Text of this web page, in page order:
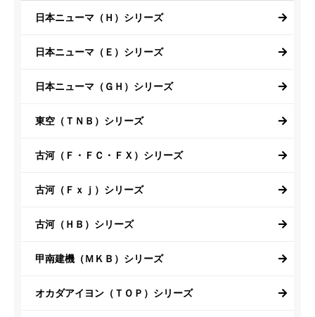
日本ニューマ（Ｈ）シリーズ
日本ニューマ（Ｅ）シリーズ
日本ニューマ（ＧＨ）シリーズ
東空（ＴＮＢ）シリーズ
古河（Ｆ・ＦＣ・ＦＸ）シリーズ
古河（Ｆｘｊ）シリーズ
古河（ＨＢ）シリーズ
甲南建機（ＭＫＢ）シリーズ
オカダアイヨン（ＴＯＰ）シリーズ